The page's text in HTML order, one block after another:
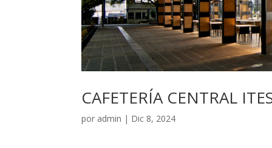
CAFETERÍA CENTRAL
por admin | Dic 8, 2024